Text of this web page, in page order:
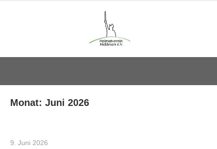
Monat:Juni 2026
9. Juni 2026